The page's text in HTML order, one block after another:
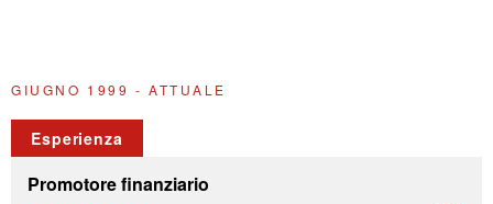
GIUGNO 1999 - ATTUALE
Esperienza
Promotore finanziario